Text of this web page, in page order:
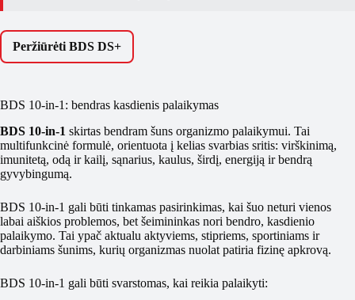
Peržiūrėti BDS DS+
BDS 10-in-1: bendras kasdienis palaikymas
BDS 10-in-1 skirtas bendram šuns organizmo palaikymui. Tai
multifunkcinė formulė, orientuota į kelias svarbias sritis: virškinimą,
imunitetą, odą ir kailį, sąnarius, kaulus, širdį, energiją ir bendrą
gyvybingumą.
BDS 10-in-1 gali būti tinkamas pasirinkimas, kai šuo neturi vienos
labai aiškios problemos, bet šeimininkas nori bendro, kasdienio
palaikymo. Tai ypač aktualu aktyviems, stipriems, sportiniams ir
darbiniams šunims, kurių organizmas nuolat patiria fizinę apkrovą.
BDS 10-in-1 gali būti svarstomas, kai reikia palaikyti: